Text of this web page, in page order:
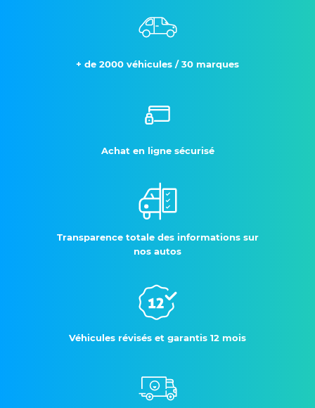
+ de 2000 véhicules / 30 marques
Achat en ligne sécurisé
Transparence totale des informations sur
nos autos
Véhicules révisés et garantis 12 mois